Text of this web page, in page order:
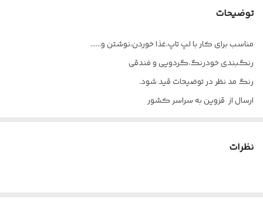
جنس روکش چوب روس
جنس صفحه MDF
ضخامت صفحه 4/5 سانتیمتر
توضیحات
مناسب برای کار با لپ تاپ،غذا خوردن،نوشتن و......
رنگبندی خودرنگ،گردویی و فندقی
رنگ مد نظر در توضیحات قید شود.
ارسال از قزوین به سراسر کشور
نظرات